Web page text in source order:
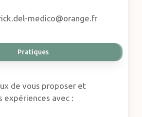
medico@orange.fr
Pratiques
de vous proposer et
expériences avec :